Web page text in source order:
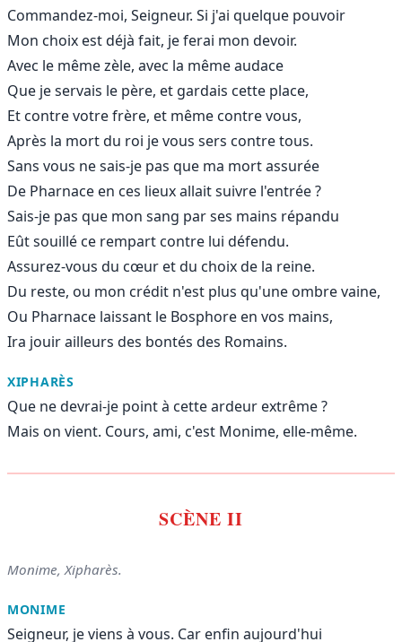
Commandez-moi, Seigneur. Si j'ai quelque pouvoir
Mon choix est déjà fait, je ferai mon devoir.
Avec le même zèle, avec la même audace
Que je servais le père, et gardais cette place,
Et contre votre frère, et même contre vous,
Après la mort du roi je vous sers contre tous.
Sans vous ne sais-je pas que ma mort assurée
De Pharnace en ces lieux allait suivre l'entrée ?
Sais-je pas que mon sang par ses mains répandu
Eût souillé ce rempart contre lui défendu.
Assurez-vous du cœur et du choix de la reine.
Du reste, ou mon crédit n'est plus qu'une ombre vaine,
Ou Pharnace laissant le Bosphore en vos mains,
Ira jouir ailleurs des bontés des Romains.
XIPHARÈS
Que ne devrai-je point à cette ardeur extrême ?
Mais on vient. Cours, ami, c'est Monime, elle-même.
SCÈNE II
Monime, Xipharès.
MONIME
Seigneur, je viens à vous. Car enfin aujourd'hui